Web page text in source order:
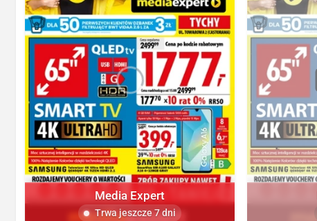
Media Expert
Trwa jeszcze 7 dni